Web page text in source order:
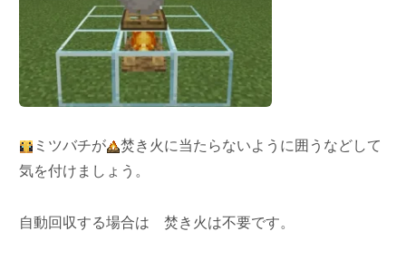
ミツバチが
焚き火に当たらないように囲うなどして
気を付けましょう。
自動回収する場合は 焚き火は不要です。